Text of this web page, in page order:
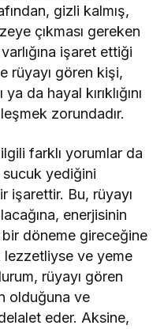
gizli kalmış,
çıkması gereken
işaret ettiği
rüyayı gören kişi,
da hayal kırıklığını
zorundadır.
farklı yorumlar da
yediğini
işarettir. Bu, rüyayı
enerjisinin
döneme gireceğine
lezzetliyse ve yeme
rüyayı gören
olduğuna ve
eder. Aksine,